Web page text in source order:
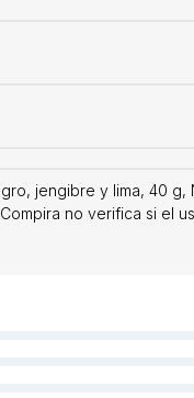
jengibre y lima, 40 g,
no verifica si el